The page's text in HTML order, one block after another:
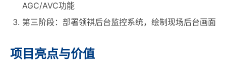
AGC/AVC功能
第三阶段：部署领祺后台监控系统，绘制现场后台画面
项目亮点与价值